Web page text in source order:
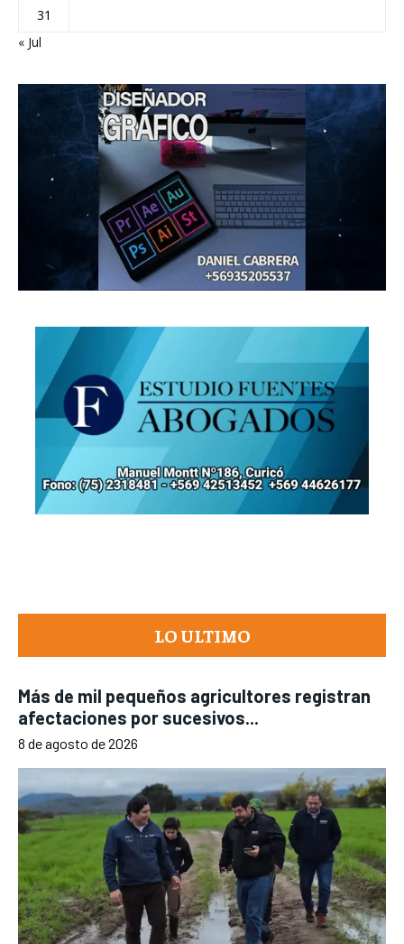
31
« Jul
LO ULTIMO
Más de mil pequeños agricultores registran
afectaciones por sucesivos...
8 de agosto de 2026